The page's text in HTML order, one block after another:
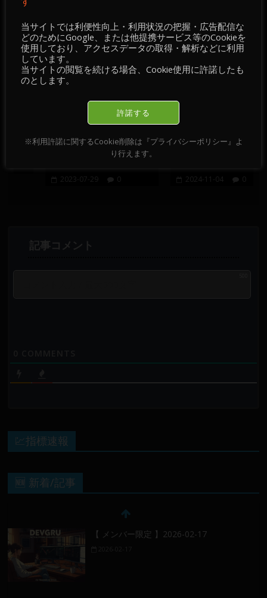
おすすめ記事
【 情報・掲示板／チ
ャート・チェック 】
2023-07-31～2023-
2023-07-29
【 情報・掲示板／チ
ャート・チェック 】
2024-11-04～2028-
2024-11-04
💹指標速報
🆕 新着/記事
【 メンバー限定 】2026-02-17
当サイトでは利便性向上・利用状況の把握・広告配信な
どのためにGoogle、または他提携サービス等のCookieを
使用しており、アクセスデータの取得・解析などに利用
しています。
当サイトの閲覧を続ける場合、Cookie使用に許諾したも
のとします。
許諾する
※利用許諾に関するCookie削除は『プライバシーポリシー』よ
り行えます。